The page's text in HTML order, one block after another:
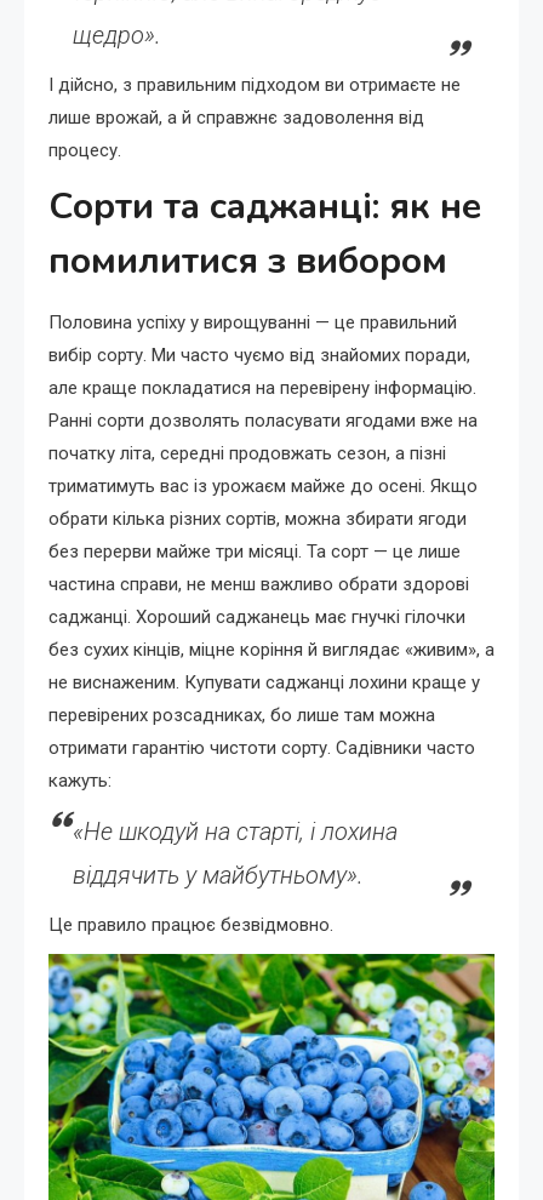
щедро».
І дійсно, з правильним підходом ви отримаєте не
лише врожай, а й справжнє задоволення від
процесу.
Сорти та саджанці: як не
помилитися з вибором
Половина успіху у вирощуванні — це правильний
вибір сорту. Ми часто чуємо від знайомих поради,
але краще покладатися на перевірену інформацію.
Ранні сорти дозволять поласувати ягодами вже на
початку літа, середні продовжать сезон, а пізні
триматимуть вас із урожаєм майже до осені. Якщо
обрати кілька різних сортів, можна збирати ягоди
без перерви майже три місяці. Та сорт — це лише
частина справи, не менш важливо обрати здорові
саджанці. Хороший саджанець має гнучкі гілочки
без сухих кінців, міцне коріння й виглядає «живим», а
не виснаженим. Купувати саджанці лохини краще у
перевірених розсадниках, бо лише там можна
отримати гарантію чистоти сорту. Садівники часто
кажуть:
«Не шкодуй на старті, і лохина
віддячить у майбутньому».
Це правило працює безвідмовно.